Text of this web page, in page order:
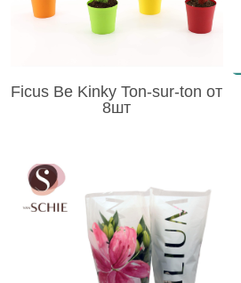
Ficus Be Kinky Ton-sur-ton от
8шт